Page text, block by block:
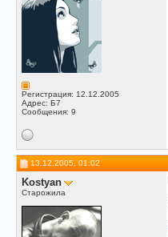
Регистрация: 12.12.2005
Адрес: Б7
Сообщения: 9
13.12.2005, 01:02
Kostyan
Старожила